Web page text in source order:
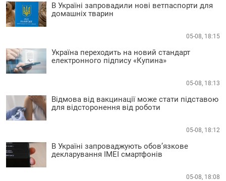
В Україні запровадили нові ветпаспорти для
домашніх тварин
05-08, 18:15
Україна переходить на новий стандарт
електронного підпису «Купина»
05-08, 18:13
Відмова від вакцинації може стати підставою
для відсторонення від роботи
05-08, 18:12
В Україні запроваджують обов’язкове
декларування IMEI смартфонів
05-08, 18:08